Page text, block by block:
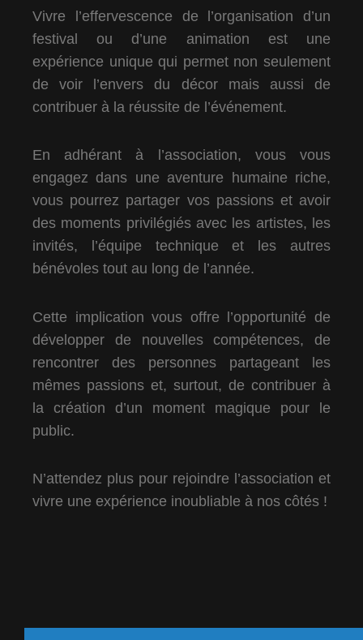
Vivre l’effervescence de l’organisation d’un
festival ou d’une animation est une
expérience unique qui permet non seulement
de voir l’envers du décor mais aussi de
contribuer à la réussite de l’événement.
En adhérant à l’association, vous vous
engagez dans une aventure humaine riche,
vous pourrez partager vos passions et avoir
des moments privilégiés avec les artistes, les
invités, l’équipe technique et les autres
bénévoles tout au long de l’année.
Cette implication vous offre l’opportunité de
développer de nouvelles compétences, de
rencontrer des personnes partageant les
mêmes passions et, surtout, de contribuer à
la création d’un moment magique pour le
public.
N’attendez plus pour rejoindre l’association et
vivre une expérience inoubliable à nos côtés !